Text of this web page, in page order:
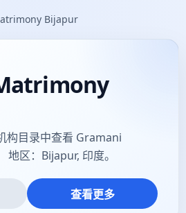
Bijapur
构目录中查看 Gramani
区：Bijapur, 印度。
查看更多